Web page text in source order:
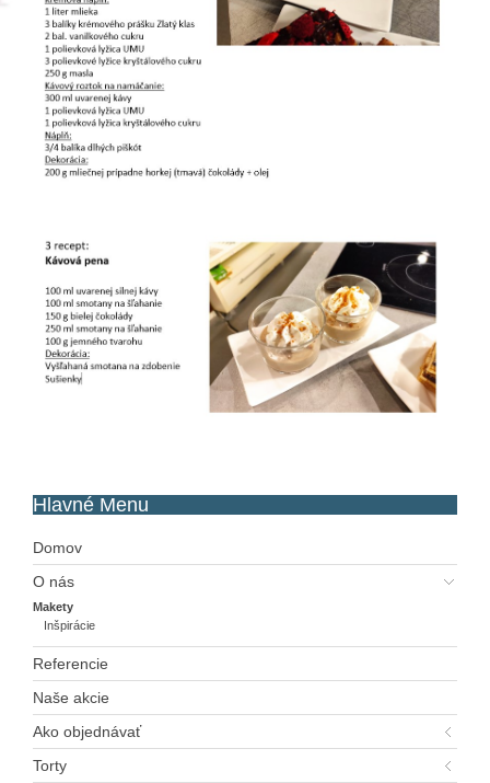
Hlavné Menu
Domov
O nás
Makety
Inšpirácie
Referencie
Naše akcie
Ako objednávať
Torty